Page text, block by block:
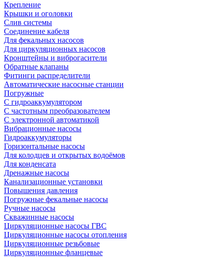
Крепление
Крышки и оголовки
Слив системы
Соединение кабеля
Для фекальных насосов
Для циркуляционных насосов
Кронштейны и виброгасители
Обратные клапаны
Фитинги распределители
Автоматические насосные станции
Погружные
С гидроаккумулятором
С частотным преобразователем
С электронной автоматикой
Вибрационные насосы
Гидроаккумуляторы
Горизонтальные насосы
Для колодцев и открытых водоёмов
Для конденсата
Дренажные насосы
Канализационные установки
Повышения давления
Погружные фекальные насосы
Ручные насосы
Скважинные насосы
Циркуляционные насосы ГВС
Циркуляционные насосы отопления
Циркуляционные резьбовые
Циркуляционные фланцевые